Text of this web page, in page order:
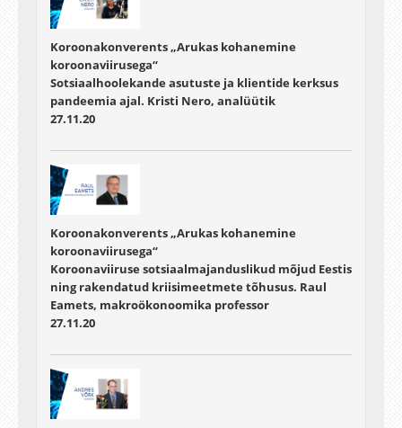
Koroonakonverents „Arukas kohanemine
koroonaviirusega“
Sotsiaalhoolekande asutuste ja klientide kerksus
pandeemia ajal. Kristi Nero, analüütik
27.11.20
Koroonakonverents „Arukas kohanemine
koroonaviirusega“
Koroonaviiruse sotsiaalmajanduslikud mõjud Eestis
ning rakendatud kriisimeetmete tõhusus. Raul
Eamets, makroökonoomika professor
27.11.20